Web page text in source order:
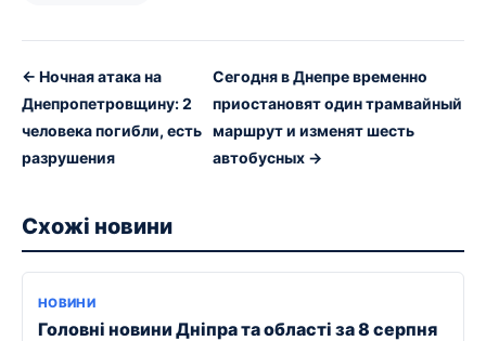
← Ночная атака на
Днепропетровщину: 2
человека погибли, есть
разрушения
Сегодня в Днепре временно
приостановят один трамвайный
маршрут и изменят шесть
автобусных →
Схожі новини
НОВИНИ
Головні новини Дніпра та області за 8 серпня